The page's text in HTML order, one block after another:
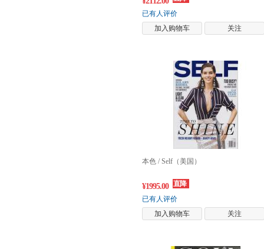
已有人评价
加入购物车
关注
本色 / Self（美国）
¥1995.00 直降
已有人评价
加入购物车
关注